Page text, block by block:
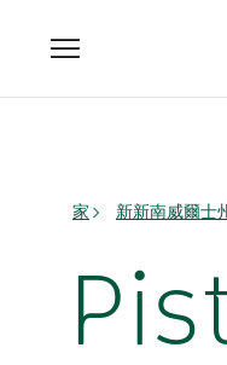
Toggle
navigation
家 新新南威爾士